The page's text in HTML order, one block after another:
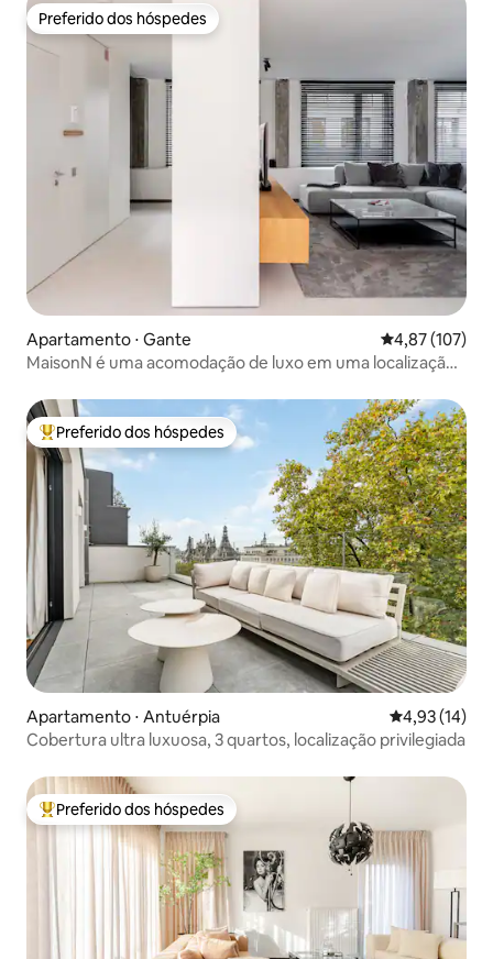
Preferido dos hóspedes
Preferido dos hóspedes
Apartamento ⋅ Gante 4,87 de uma
4,87 (107)
MaisonN é uma acomodação de luxo em uma localização
Entre os melhores preferidos dos hóspedes
Preferido dos hóspedes
Apartamento ⋅ Antuérpia 4,93 de uma
4,93 (14)
Cobertura ultra luxuosa, 3 quartos, localização privilegiada
Entre os melhores preferidos dos hóspedes
Preferido dos hóspedes